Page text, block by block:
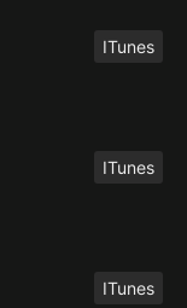
ITunes
ITunes
ITunes